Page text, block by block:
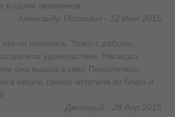
сдачи экзаменов .
Александр Полхович - 12 Июн 2015
то изменить. Ушёл с работы,
удовольствие. Написал
она вышла в свет. Помолитесь,
нашла своего читателя во благо и
Дмитрий - 28 Апр 2015